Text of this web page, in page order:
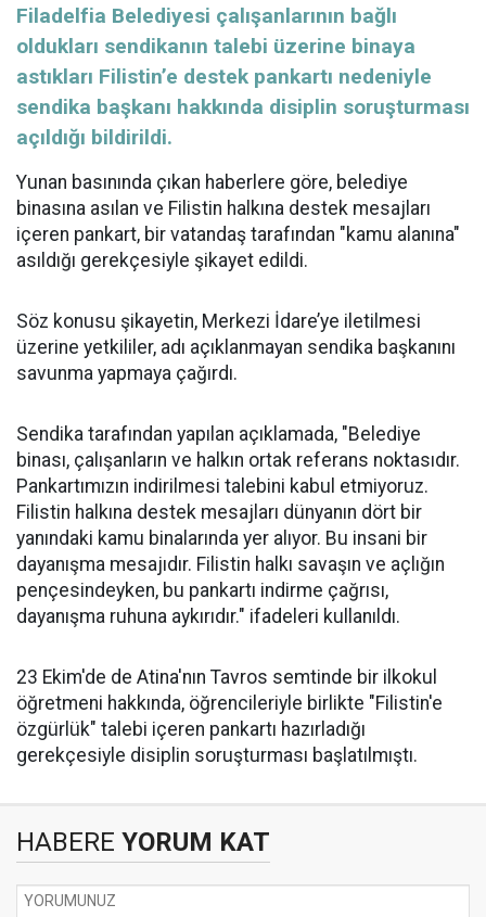
Filadelfia Belediyesi çalışanlarının bağlı
oldukları sendikanın talebi üzerine binaya
astıkları Filistin’e destek pankartı nedeniyle
sendika başkanı hakkında disiplin soruşturması
açıldığı bildirildi.
Yunan basınında çıkan haberlere göre, belediye
binasına asılan ve Filistin halkına destek mesajları
içeren pankart, bir vatandaş tarafından "kamu alanına"
asıldığı gerekçesiyle şikayet edildi.
Söz konusu şikayetin, Merkezi İdare’ye iletilmesi
üzerine yetkililer, adı açıklanmayan sendika başkanını
savunma yapmaya çağırdı.
Sendika tarafından yapılan açıklamada, "Belediye
binası, çalışanların ve halkın ortak referans noktasıdır.
Pankartımızın indirilmesi talebini kabul etmiyoruz.
Filistin halkına destek mesajları dünyanın dört bir
yanındaki kamu binalarında yer alıyor. Bu insani bir
dayanışma mesajıdır. Filistin halkı savaşın ve açlığın
pençesindeyken, bu pankartı indirme çağrısı,
dayanışma ruhuna aykırıdır." ifadeleri kullanıldı.
23 Ekim'de de Atina'nın Tavros semtinde bir ilkokul
öğretmeni hakkında, öğrencileriyle birlikte "Filistin'e
özgürlük" talebi içeren pankartı hazırladığı
gerekçesiyle disiplin soruşturması başlatılmıştı.
HABERE YORUM KAT